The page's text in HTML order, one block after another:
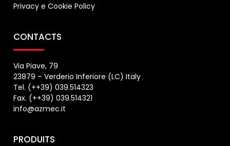
Privacy eCookie Policy
CONTACTS
Via Piave, 79
23879 – Verderio Inferiore (LC) Italy
Tel. (++39) 039.514323
Fax. (++39) 039.514321
info@azmec.it
PRODUITS